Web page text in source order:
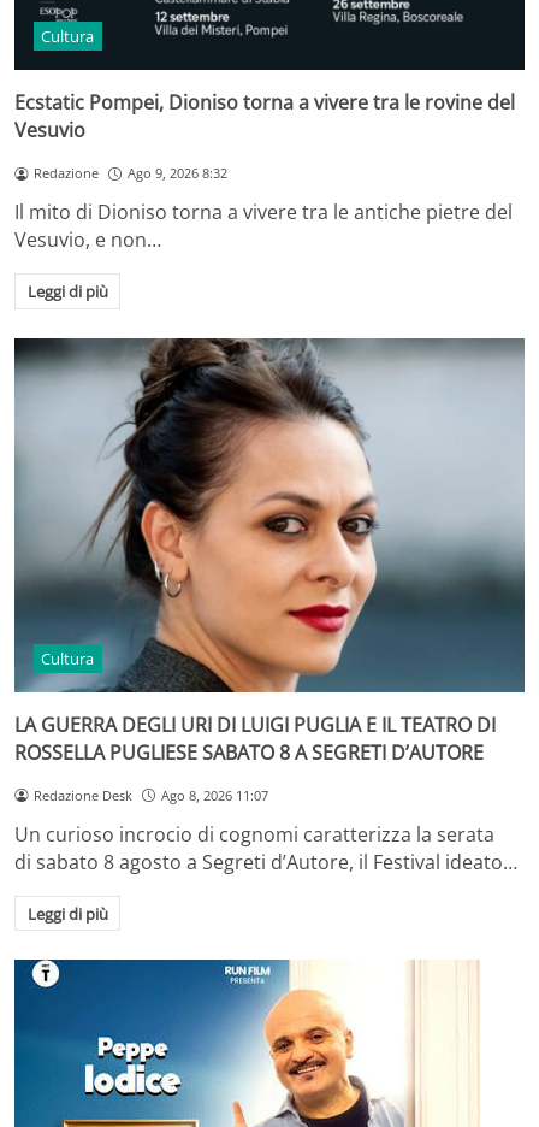
Cultura
Ecstatic Pompei, Dioniso torna a vivere tra le rovine del
Vesuvio
Redazione Ago 9, 2026 8:32
Il mito di Dioniso torna a vivere tra le antiche pietre del
Vesuvio, e non…
Leggi di più
Cultura
LA GUERRA DEGLI URI DI LUIGI PUGLIA E IL TEATRO DI
ROSSELLA PUGLIESE SABATO 8 A SEGRETI D’AUTORE
Redazione Desk Ago 8, 2026 11:07
Un curioso incrocio di cognomi caratterizza la serata
di sabato 8 agosto a Segreti d’Autore, il Festival ideato…
Leggi di più